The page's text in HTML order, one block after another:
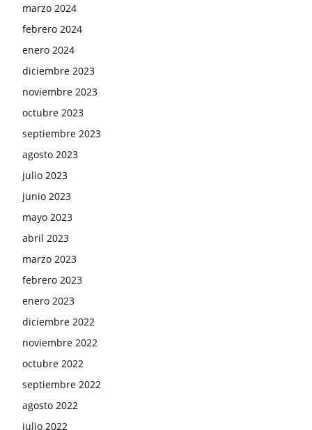
marzo 2024
febrero 2024
enero 2024
diciembre 2023
noviembre 2023
octubre 2023
septiembre 2023
agosto 2023
julio 2023
junio 2023
mayo 2023
abril 2023
marzo 2023
febrero 2023
enero 2023
diciembre 2022
noviembre 2022
octubre 2022
septiembre 2022
agosto 2022
julio 2022